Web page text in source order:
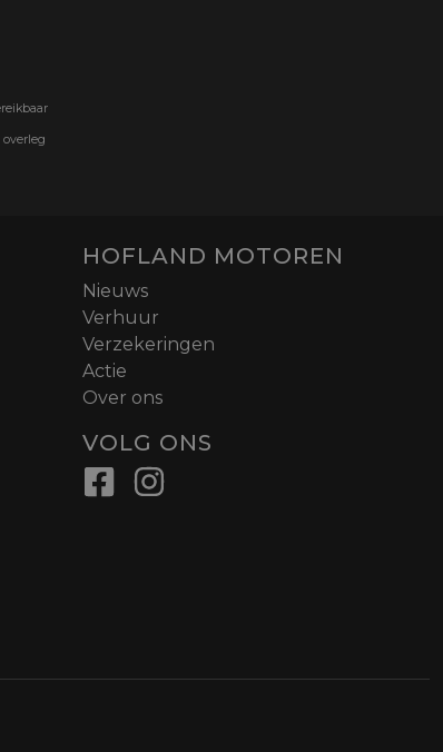
HOFLAND MOTOREN
Nieuws
Verhuur
Verzekeringen
Actie
Over ons
VOLG ONS